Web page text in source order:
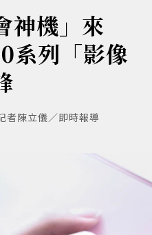
神機」來
列「影像
者陳立儀／即時報導